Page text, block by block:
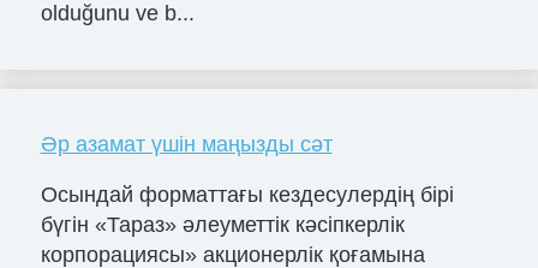
olduğunu ve b...
Әр азамат үшін маңызды сәт
Осындай форматтағы кездесулердің бірі
бүгін «Тараз» әлеуметтік кәсіпкерлік
корпорациясы» акционерлік қоғамына